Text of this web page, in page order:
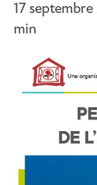
17
min